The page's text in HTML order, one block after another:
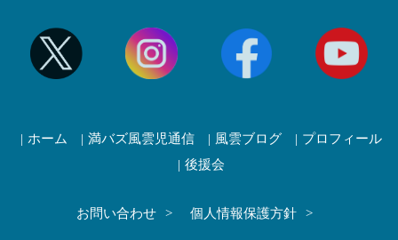
ホーム 満バズ風雲児通信 風雲ブログ
プロフィール
後援会
お問い合わせ 個人情報保護方針